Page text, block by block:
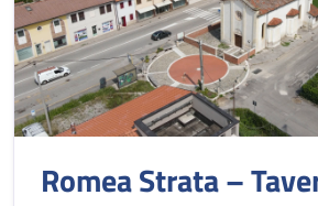
Romea Strata –